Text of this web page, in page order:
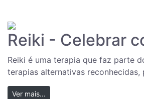
Reiki - Celebrar
Reiki é uma terapia que faz parte
terapias alternativas reconhecidas,
Ver mais...